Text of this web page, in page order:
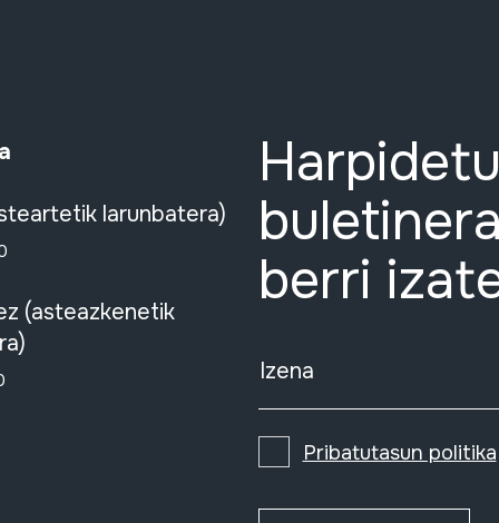
larunbatera)
(asteazkenetik
berri
Izena
Pribatutasun politika